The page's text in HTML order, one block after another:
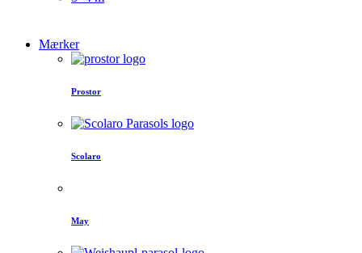
Mærker
Prostor
Scolaro
May